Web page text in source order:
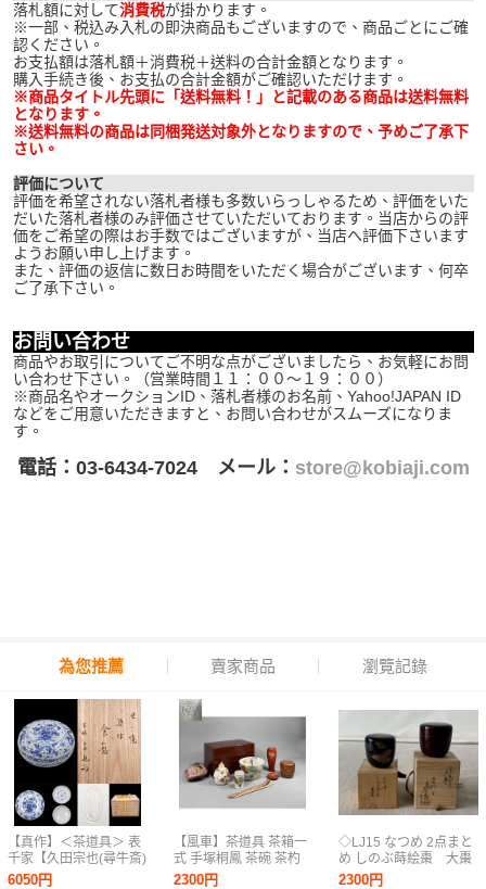
落札額に対して消費税が掛かります。
※一部、税込み入札の即決商品もございますので、商品ごとにご確
認ください。
お支払額は落札額＋消費税＋送料の合計金額となります。
購入手続き後、お支払の合計金額がご確認いただけます。
※商品タイトル先頭に「送料無料！」と記載のある商品は送料無料
となります。
※送料無料の商品は同梱発送対象外となりますので、予めご了承下
さい。
評価について
評価を希望されない落札者様も多数いらっしゃるため、評価をいた
だいた落札者様のみ評価させていただいております。当店からの評
価をご希望の際はお手数ではございますが、当店へ評価下さいます
ようお願い申し上げます。
また、評価の返信に数日お時間をいただく場合がございます、何卒
ご了承下さい。
お問い合わせ
商品やお取引についてご不明な点がございましたら、お気軽にお問
い合わせ下さい。（営業時間１１：００～１９：００）
※商品名やオークションID、落札者様のお名前、Yahoo!JAPAN ID
などをご用意いただきますと、お問い合わせがスムーズになりま
す。
電話：03-6434-7024 メール： store@kobiaji.com
為您推薦 賣家商品 瀏覽記錄
【真作】＜茶道具＞ 表
千家【久田宗也(尋牛斎)
書付】【淡海ぜぜ陽炎
6050円
【風車】茶道具 茶箱一
式 手塚桐鳳 茶碗 茶杓
茶筅筒 振出し 茶巾筒
2300円
◇LJ15 なつめ 2点まと
め しのぶ蒔絵棗 大棗
川瀬表完 プラスチッ
2300円